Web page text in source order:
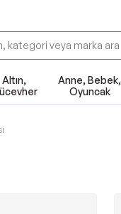
Altın,
Anne, Bebek,
Oyuncak